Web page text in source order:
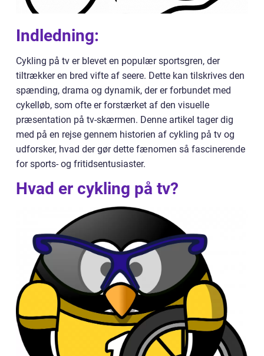
Indledning:
Cykling på tv er blevet en populær sportsgren, der
tiltrækker en bred vifte af seere. Dette kan tilskrives den
spænding, drama og dynamik, der er forbundet med
cykelløb, som ofte er forstærket af den visuelle
præsentation på tv-skærmen. Denne artikel tager dig
med på en rejse gennem historien af cykling på tv og
udforsker, hvad der gør dette fænomen så fascinerende
for sports- og fritidsentusiaster.
Hvad er cykling på tv?